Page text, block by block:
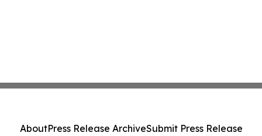
AboutPress Release ArchiveSubmit Press Release